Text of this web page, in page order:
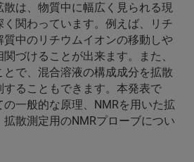
は、物質中に幅広く見られる現
関わっています。例えば、リチ
質中のリチウムイオンの移動しや
づけることが出来ます。また、
で、混合溶液の構成成分を拡散
ることもできます。本発表で
一般的な原理、NMRを用いた拡
散測定用のNMRプローブについ